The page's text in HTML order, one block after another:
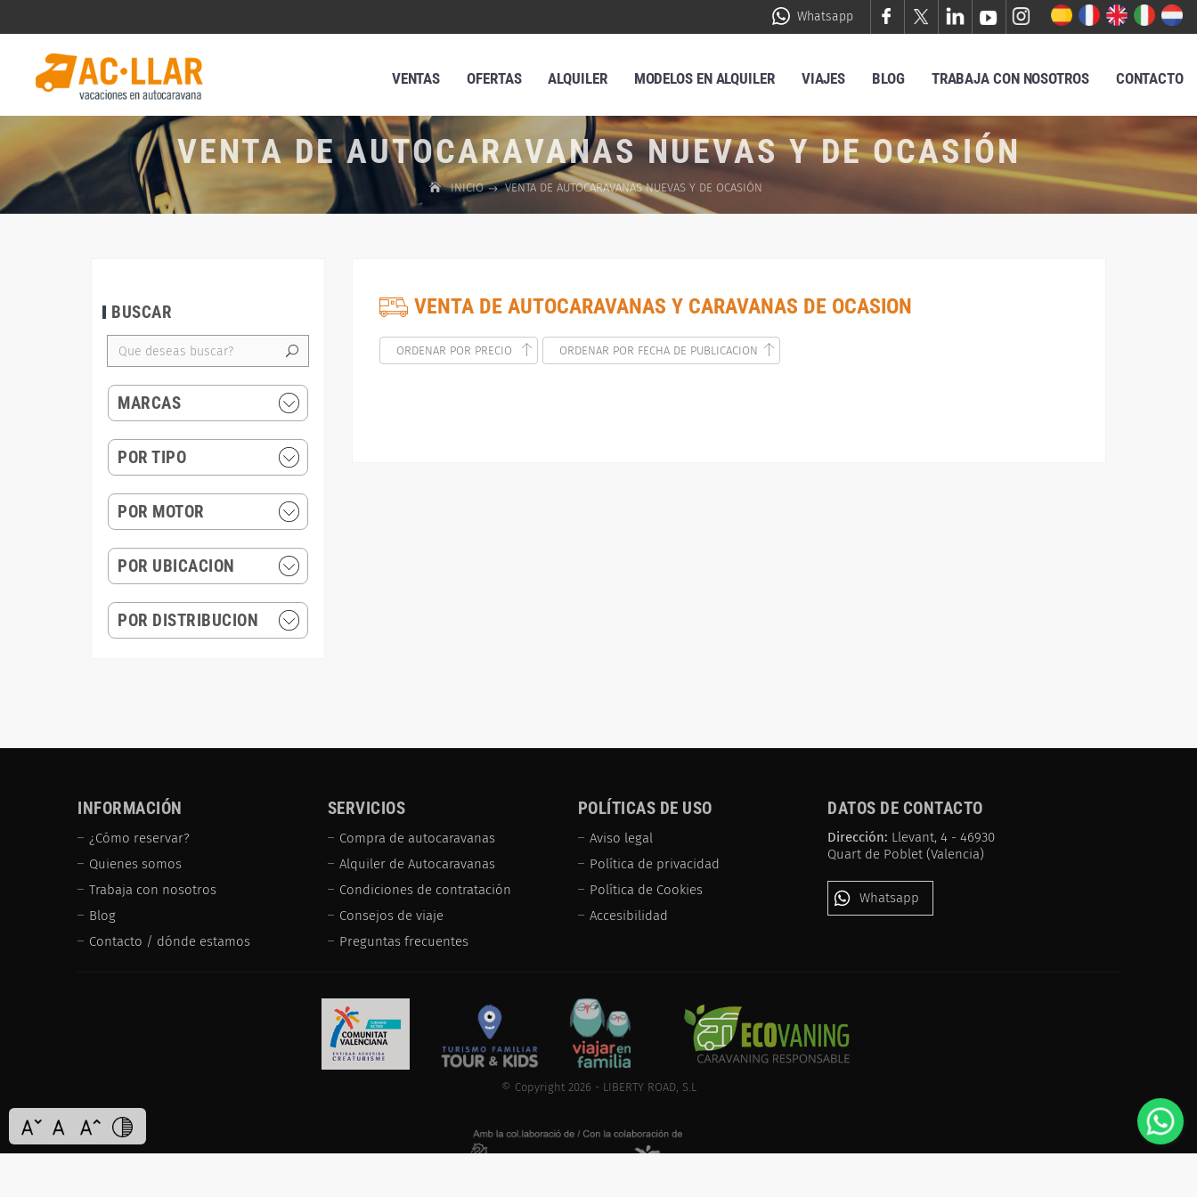
Whatsapp
VENTAS OFERTAS ALQUILER MODELOS EN ALQUILER VIAJES BLOG TRABAJA CON NOSOTROS CONTACTO
VENTA DE AUTOCARAVANAS NUEVAS Y DE OCASIÓN
INICIO VENTA DE AUTOCARAVANAS NUEVAS Y DE OCASIÓN
BUSCAR
MARCAS
POR TIPO
POR MOTOR
POR UBICACION
POR DISTRIBUCION
VENTA DE AUTOCARAVANAS Y CARAVANAS DE OCASION
ORDENAR POR PRECIO ORDENAR POR FECHA DE PUBLICACION
INFORMACIÓN
¿Cómo reservar?
Quienes somos
Trabaja con nosotros
Blog
Contacto / dónde estamos
SERVICIOS
Compra de autocaravanas
Alquiler de Autocaravanas
Condiciones de contratación
Consejos de viaje
Preguntas frecuentes
POLÍTICAS DE USO
Aviso legal
Política de privacidad
Política de Cookies
Accesibilidad
DATOS DE CONTACTO
Dirección: Llevant, 4 - 46930
Quart de Poblet (Valencia)
Whatsapp
© Copyright 2026 - LIBERTY ROAD, S.L